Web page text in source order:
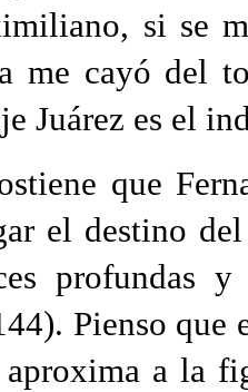
si se
me cayó del
Juárez es el
que
el destino
profundas
Pienso que
aproxima a la